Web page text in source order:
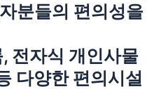
분들의 편의성을
전자식 개인사물
다양한 편의시설